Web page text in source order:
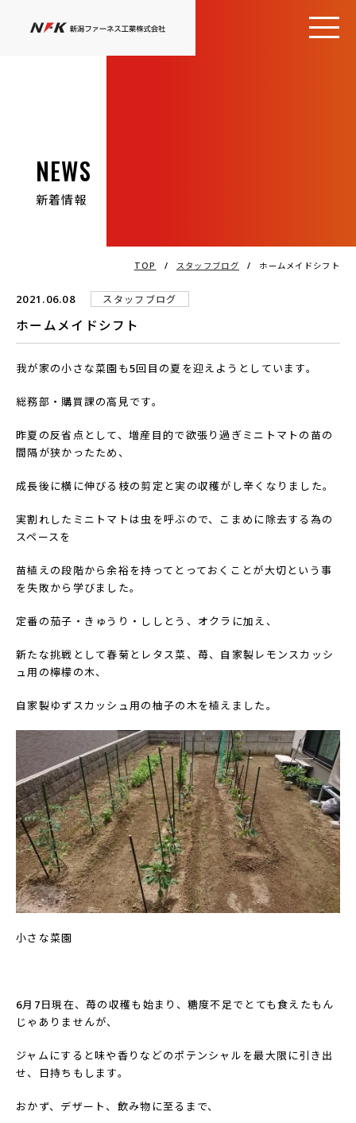
NEWS
新着情報
TOP / スタッフブログ / ホームメイドシフト
2021.06.08 スタッフブログ
ホームメイドシフト
我が家の小さな菜園も5回目の夏を迎えようとしています。
総務部・購買課の高見です。
昨夏の反省点として、増産目的で欲張り過ぎミニトマトの苗の
間隔が狭かったため、
成長後に横に伸びる枝の剪定と実の収穫がし辛くなりました。
実割れしたミニトマトは虫を呼ぶので、こまめに除去する為の
スペースを
苗植えの段階から余裕を持ってとっておくことが大切という事
を失敗から学びました。
定番の茄子・きゅうり・ししとう、オクラに加え、
新たな挑戦として春菊とレタス菜、苺、自家製レモンスカッシ
ュ用の檸檬の木、
自家製ゆずスカッシュ用の柚子の木を植えました。
小さな菜園
6月7日現在、苺の収穫も始まり、糖度不足でとても食えたもん
じゃありませんが、
ジャムにすると味や香りなどのポテンシャルを最大限に引き出
せ、日持ちもします。
おかず、デザート、飲み物に至るまで、